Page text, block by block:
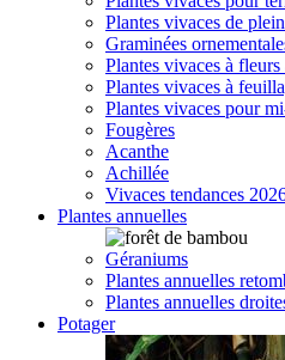
Plantes vivaces de
Graminées
Plantes vivaces à
Plantes vivaces à
Plantes vivaces pour
Fougères
Acanthe
Achillée
Vivaces tendances
Plantes annuelles
Géraniums
Plantes annuelles
Plantes annuelles
Potager